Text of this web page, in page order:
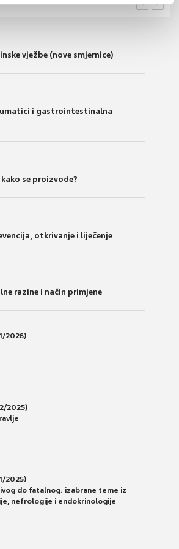
>
<
vježbe (nove smjernice)
i gastrointestinalna
se proizvode?
otkrivanje i liječenje
razine i način primjene
2026)
2025)
2025)
do fatalnog: izabrane teme iz
nefrologije i endokrinologije